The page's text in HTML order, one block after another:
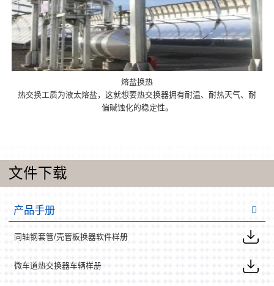
熔盐换热
热交换工质为液太熔盐，这就想要热交换器拥有耐温、耐热天气、耐
偏碱蚀化的稳定性。
文件下载
产品手册
同轴钢套管/壳管板换器软件样册
微车道热交换器车辆样册